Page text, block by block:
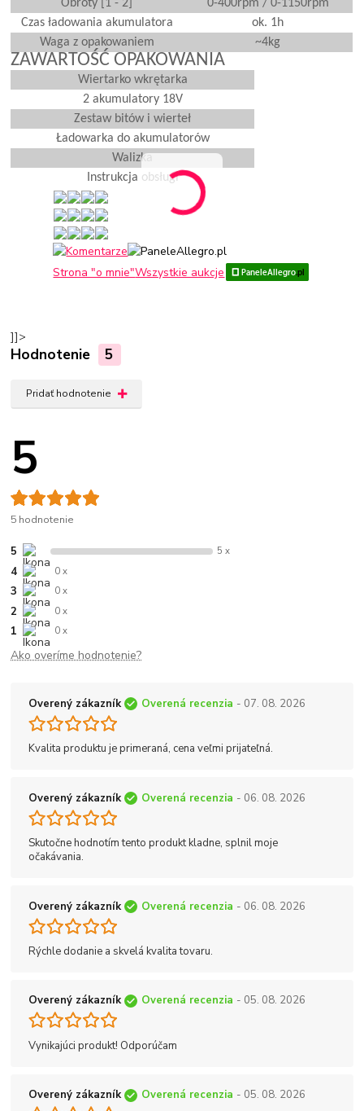
Obroty [1 - 2]
0-400rpm / 0-1150rpm
Czas ładowania akumulatora
ok. 1h
Waga z opakowaniem
~4kg
ZAWARTOŚĆ OPAKOWANIA
Wiertarko wkrętarka
2 akumulatory 18V
Zestaw bitów i wierteł
Ładowarka do akumulatorów
Walizka
Instrukcja obsługi
Strona "o mnie"Wszystkie aukcje
]]>
Hodnotenie 5
Pridať hodnotenie
5
5 hodnotenie
5 5 x
4 0 x
3 0 x
2 0 x
1 0 x
Ako overíme hodnotenie?
Overený zákazník Overená recenzia - 07. 08. 2026
Kvalita produktu je primeraná, cena veľmi prijateľná.
Overený zákazník Overená recenzia - 06. 08. 2026
Skutočne hodnotím tento produkt kladne, splnil moje
očakávania.
Overený zákazník Overená recenzia - 06. 08. 2026
Rýchle dodanie a skvelá kvalita tovaru.
Overený zákazník Overená recenzia - 05. 08. 2026
Vynikajúci produkt! Odporúčam
Overený zákazník Overená recenzia - 05. 08. 2026